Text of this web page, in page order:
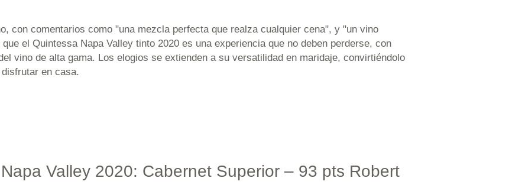
con comentarios como "una mezcla perfecta que realza cualquier cena", y "un vino
el Quintessa Napa Valley tinto 2020 es una experiencia que no deben perderse, con
vino de alta gama. Los elogios se extienden a su versatilidad en maridaje, convirtiéndolo
en casa.
Valley 2020: Cabernet Superior – 93 pts Robert